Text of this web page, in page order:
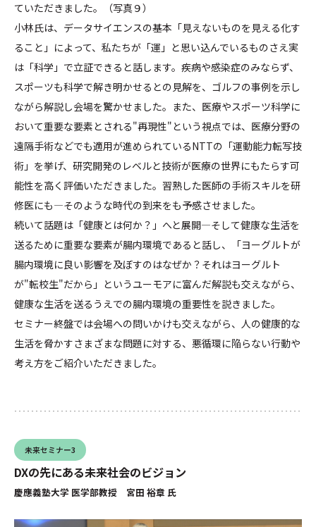
ていただきました。（写真９）
小林氏は、データサイエンスの基本「見えないものを見える化す
ること」によって、私たちが「運」と思い込んでいるものさえ実
は「科学」で立証できると話します。疾病や感染症のみならず、
スポーツも科学で解き明かせるとの見解を、ゴルフの事例を示し
ながら解説し会場を驚かせました。また、医療やスポーツ科学に
おいて重要な要素とされる"再現性"という視点では、医療分野の
遠隔手術などでも適用が進められているNTTの「運動能力転写技
術」を挙げ、研究開発のレベルと技術が医療の世界にもたらす可
能性を高く評価いただきました。習熟した医師の手術スキルを研
修医にも—そのような時代の到来をも予感させました。
続いて話題は「健康とは何か？」へと展開—そして健康な生活を
送るために重要な要素が腸内環境であると話し、「ヨーグルトが
腸内環境に良い影響を及ぼすのはなぜか？それはヨーグルト
が"転校生"だから」というユーモアに富んだ解説も交えながら、
健康な生活を送るうえでの腸内環境の重要性を説きました。
セミナー終盤では会場への問いかけも交えながら、人の健康的な
生活を脅かすさまざまな問題に対する、悪循環に陥らない行動や
考え方をご紹介いただきました。
未来セミナー3
DXの先にある未来社会のビジョン
慶應義塾大学 医学部教授 宮田 裕章 氏